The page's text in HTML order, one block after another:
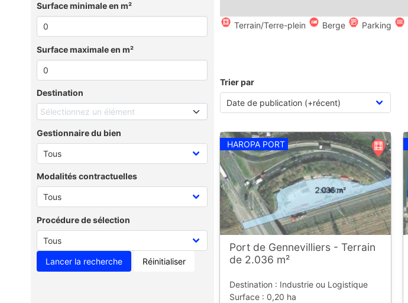
Surface minimale en m²
Surface maximale en m²
Destination
Sélectionnez un élément
Gestionnaire du bien
Modalités contractuelles
Procédure de sélection
Réinitialiser
Terrain/Terre-plein Berge Parking
Trier par
HAROPA PORT
Port de Gennevilliers - Terrain
de 2.036 m²
Destination : Industrie ou Logistique
Surface : 0,20 ha